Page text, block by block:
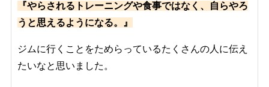
『やらされるトレーニングや食事ではなく、自らやろ
うと思えるようになる。』
ジムに行くことをためらっているたくさんの人に伝え
たいなと思いました。